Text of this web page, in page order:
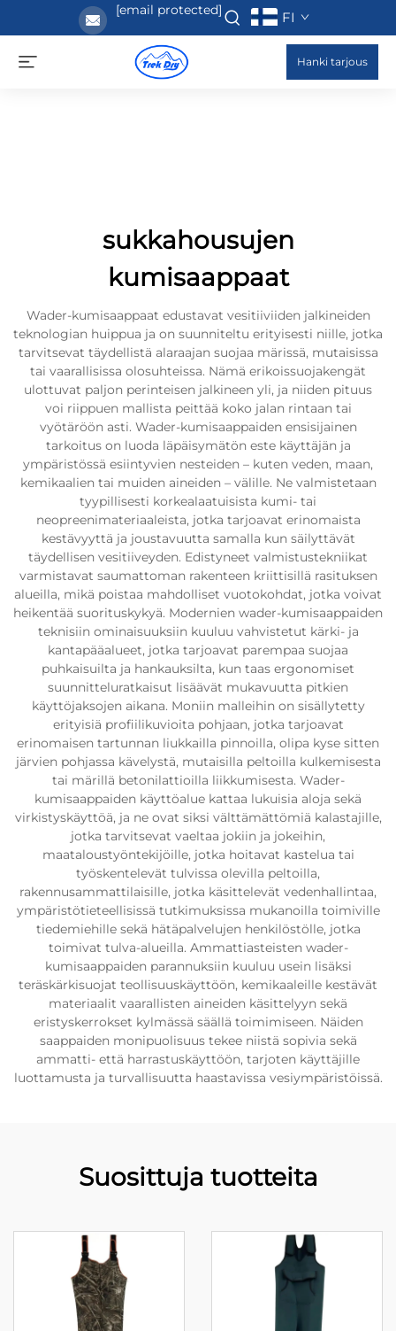
[email protected] FI
Hanki tarjous
sukkahousujen
kumisaappaat
Wader-kumisaappaat edustavat vesitiiviiden jalkineiden
teknologian huippua ja on suunniteltu erityisesti niille, jotka
tarvitsevat täydellistä alaraajan suojaa märissä, mutaisissa
tai vaarallisissa olosuhteissa. Nämä erikoissuojakengät
ulottuvat paljon perinteisen jalkineen yli, ja niiden pituus
voi riippuen mallista peittää koko jalan rintaan tai
vyötäröön asti. Wader-kumisaappaiden ensisijainen
tarkoitus on luoda läpäisymätön este käyttäjän ja
ympäristössä esiintyvien nesteiden – kuten veden, maan,
kemikaalien tai muiden aineiden – välille. Ne valmistetaan
tyypillisesti korkealaatuisista kumi- tai
neopreenimateriaaleista, jotka tarjoavat erinomaista
kestävyyttä ja joustavuutta samalla kun säilyttävät
täydellisen vesitiiveyden. Edistyneet valmistustekniikat
varmistavat saumattoman rakenteen kriittisillä rasituksen
alueilla, mikä poistaa mahdolliset vuotokohdat, jotka voivat
heikentää suorituskykyä. Modernien wader-kumisaappaiden
teknisiin ominaisuuksiin kuuluu vahvistetut kärki- ja
kantapääalueet, jotka tarjoavat parempaa suojaa
puhkaisuilta ja hankauksilta, kun taas ergonomiset
suunnitteluratkaisut lisäävät mukavuutta pitkien
käyttöjaksojen aikana. Moniin malleihin on sisällytetty
erityisiä profiilikuvioita pohjaan, jotka tarjoavat
erinomaisen tartunnan liukkailla pinnoilla, olipa kyse sitten
järvien pohjassa kävelystä, mutaisilla peltoilla kulkemisesta
tai märillä betonilattioilla liikkumisesta. Wader-
kumisaappaiden käyttöalue kattaa lukuisia aloja sekä
virkistyskäyttöä, ja ne ovat siksi välttämättömiä kalastajille,
jotka tarvitsevat vaeltaa jokiin ja jokeihin,
maataloustyöntekijöille, jotka hoitavat kastelua tai
työskentelevät tulvissa olevilla peltoilla,
rakennusammattilaisille, jotka käsittelevät vedenhallintaa,
ympäristötieteellisissä tutkimuksissa mukanoilla toimiville
tiedemiehille sekä hätäpalvelujen henkilöstölle, jotka
toimivat tulva-alueilla. Ammattiasteisten wader-
kumisaappaiden parannuksiin kuuluu usein lisäksi
teräskärkisuojat teollisuuskäyttöön, kemikaaleille kestävät
materiaalit vaarallisten aineiden käsittelyyn sekä
eristyskerrokset kylmässä säällä toimimiseen. Näiden
saappaiden monipuolisuus tekee niistä sopivia sekä
ammatti- että harrastuskäyttöön, tarjoten käyttäjille
luottamusta ja turvallisuutta haastavissa vesiympäristöissä.
Suosittuja tuotteita